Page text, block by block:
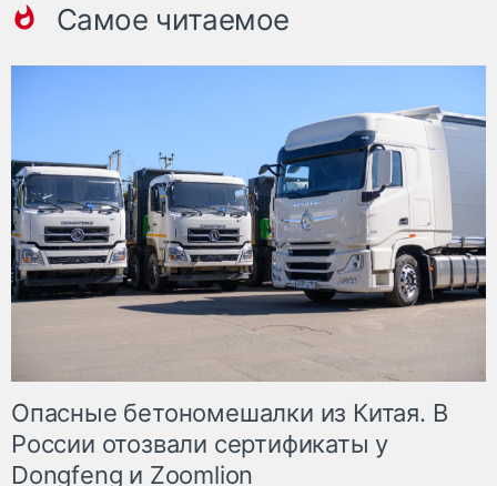
Самое читаемое
Опасные бетономешалки из Китая. В
России отозвали сертификаты у
Dongfeng и Zoomlion